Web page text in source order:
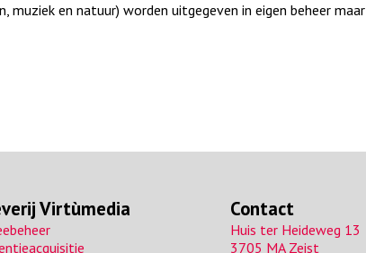
muziek en natuur) worden uitgegeven in eigen beheer maar
Virtùmedia Contact
Huis ter Heideweg 13
3705 MA Zeist